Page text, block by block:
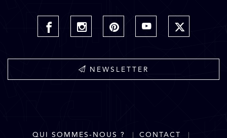
NEWSLETTER
QUI SOMMES-NOUS ? CONTACT